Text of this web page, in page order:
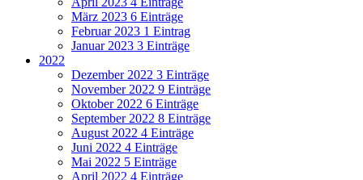
März 2023 6 Einträge
Februar 2023 1 Eintrag
Januar 2023 3 Einträge
2022
Dezember 2022 3 Einträge
November 2022 9 Einträge
Oktober 2022 6 Einträge
September 2022 8 Einträge
August 2022 4 Einträge
Juni 2022 4 Einträge
Mai 2022 5 Einträge
April 2022 4 Einträge